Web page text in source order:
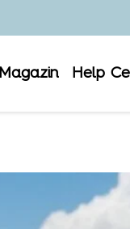
Magazin Help